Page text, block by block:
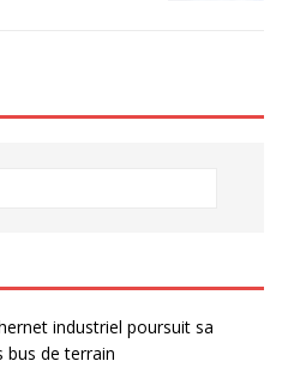
industriel poursuit sa
bus de terrain